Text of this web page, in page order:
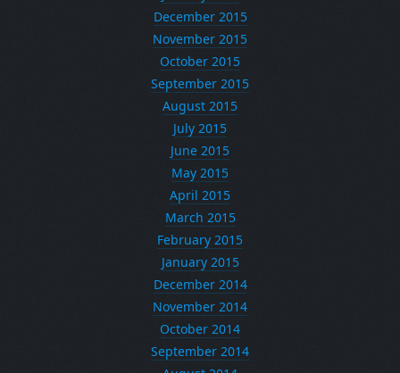
December 2015
November 2015
October 2015
September 2015
August 2015
July 2015
June 2015
May 2015
April 2015
March 2015
February 2015
January 2015
December 2014
November 2014
October 2014
September 2014